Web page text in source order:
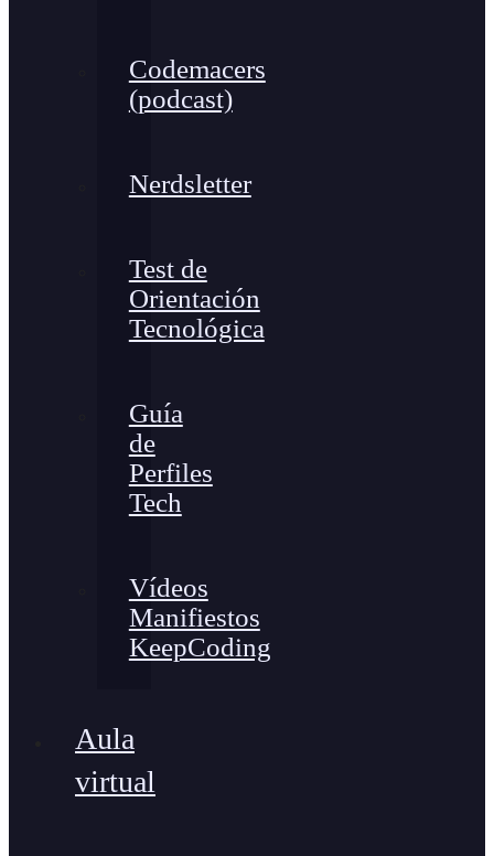
Codemacers
(podcast)
Nerdsletter
Test de
Orientación
Tecnológica
Guía
de
Perfiles
Tech
Vídeos
Manifiestos
KeepCoding
Aula
virtual